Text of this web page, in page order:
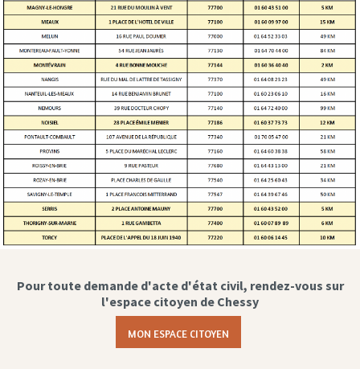
Pour toute demande d'acte d'état civil, rendez-vous sur
l'espace citoyen de Chessy
MON ESPACE CITOYEN